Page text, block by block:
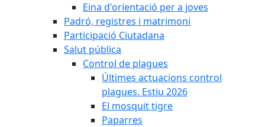
Eina d'orientació per a joves
Padró, registres i matrimoni
Participació Ciutadana
Salut pública
Control de plagues
Últimes actuacions control
plagues. Estiu 2026
El mosquit tigre
Paparres